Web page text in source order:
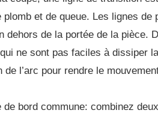
plomb et de queue. Les lignes
dehors de la portée de la pièce.
ne sont pas faciles à dissiper
de l’arc pour rendre le
de bord commune: combinez